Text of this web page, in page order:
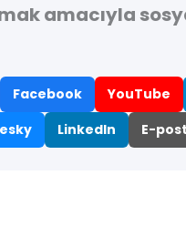
amacıyla
Facebook YouTube
LinkedIn E-